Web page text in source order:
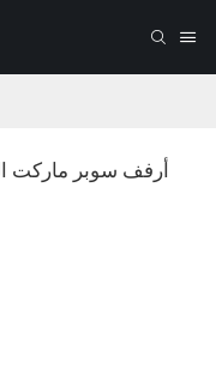
أرفف سوبر ماركت